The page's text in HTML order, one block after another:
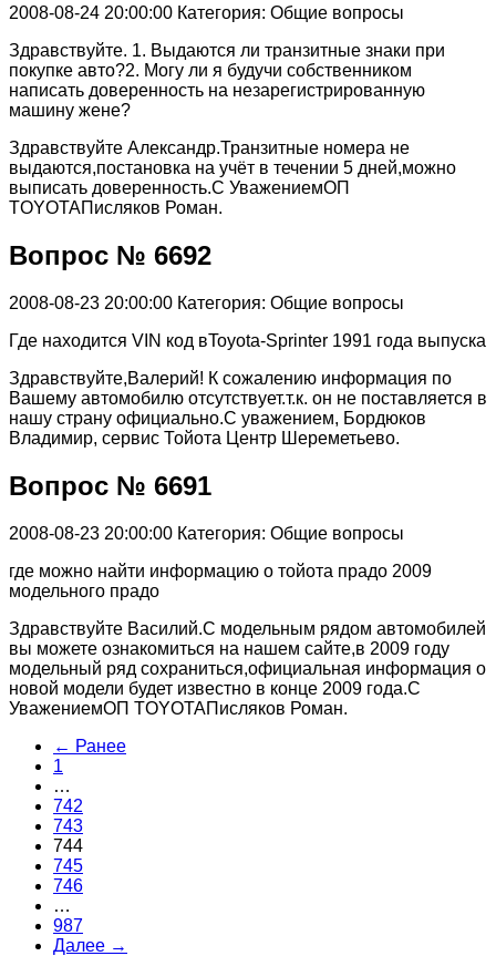
2008-08-24 20:00:00 Категория: Общие вопросы
Здравствуйте. 1. Выдаются ли транзитные знаки при
покупке авто?2. Могу ли я будучи собственником
написать доверенность на незарегистрированную
машину жене?
Здравствуйте Александр.Транзитные номера не
выдаются,постановка на учёт в течении 5 дней,можно
выписать доверенность.С УважениемОП
TOYOTAПисляков Роман.
Вопрос № 6692
2008-08-23 20:00:00 Категория: Общие вопросы
Где находится VIN код вToyota-Sprinter 1991 года выпуска
Здравствуйте,Валерий! К сожалению информация по
Вашему автомобилю отсутствует.т.к. он не поставляется в
нашу страну официально.С уважением, Бордюков
Владимир, сервис Тойота Центр Шереметьево.
Вопрос № 6691
2008-08-23 20:00:00 Категория: Общие вопросы
где можно найти информацию о тойота прадо 2009
модельного прадо
Здравствуйте Василий.С модельным рядом автомобилей
вы можете ознакомиться на нашем сайте,в 2009 году
модельный ряд сохраниться,официальная информация о
новой модели будет известно в конце 2009 года.С
УважениемОП TOYOTAПисляков Роман.
← Ранее
1
…
742
743
744
745
746
…
987
Далее →